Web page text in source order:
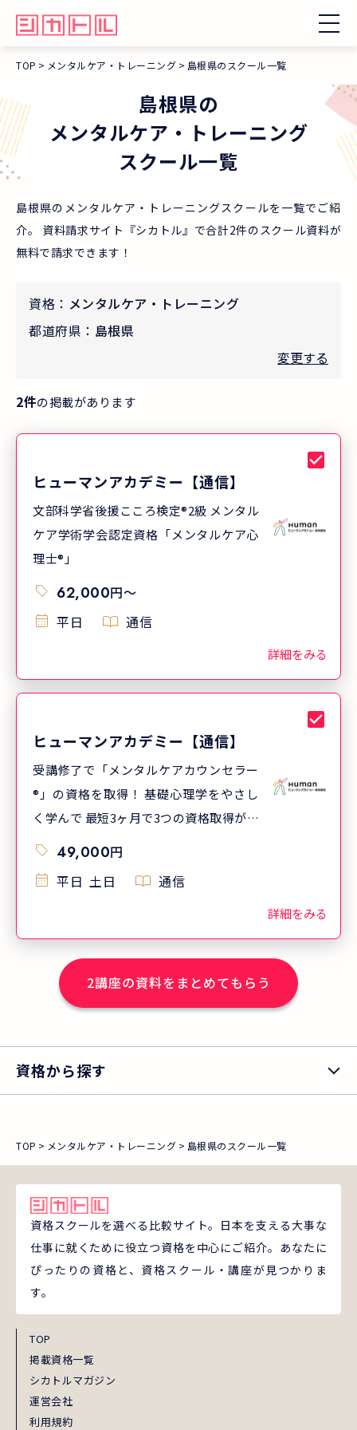
TOP メンタルケア・トレーニング 島根県のスクール一覧
島根県の
メンタルケア・トレーニング
スクール一覧
島根県のメンタルケア・トレーニングスクールを一覧でご紹
介。 資料請求サイト『シカトル』で合計2件のスクール資料が
無料で請求できます！
資格： メンタルケア・トレーニング
都道府県： 島根県
変更する
2件の掲載があります
ヒューマンアカデミー【通信】
文部科学省後援こころ検定®2級 メンタル
ケア学術学会認定資格「メンタルケア心
理士®」
62,000円〜
平日
通信
詳細をみる
ヒューマンアカデミー【通信】
受講修了で「メンタルケアカウンセラー
®」の資格を取得！ 基礎心理学をやさし
く学んで 最短3ヶ月で3つの資格取得が目
指せます
49,000円
平日 土日 通信
詳細をみる
2講座の資料をまとめてもらう
資格から探す
TOP メンタルケア・トレーニング 島根県のスクール一覧
資格スクールを選べる比較サイト。日本を支える大事な
仕事に就くために役立つ資格を中心にご紹介。あなたに
ぴったりの資格と、資格スクール・講座が見つかりま
す。
TOP
掲載資格一覧
シカトルマガジン
運営会社
利用規約